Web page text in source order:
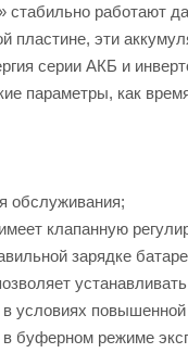
работают
пластине, эти
серии АКБ и
параметры, как
обслуживания;
клапанную
зарядке
условиях
буферном режиме